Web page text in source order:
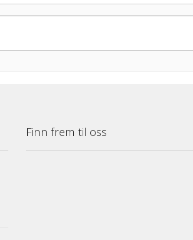
Finn frem til oss